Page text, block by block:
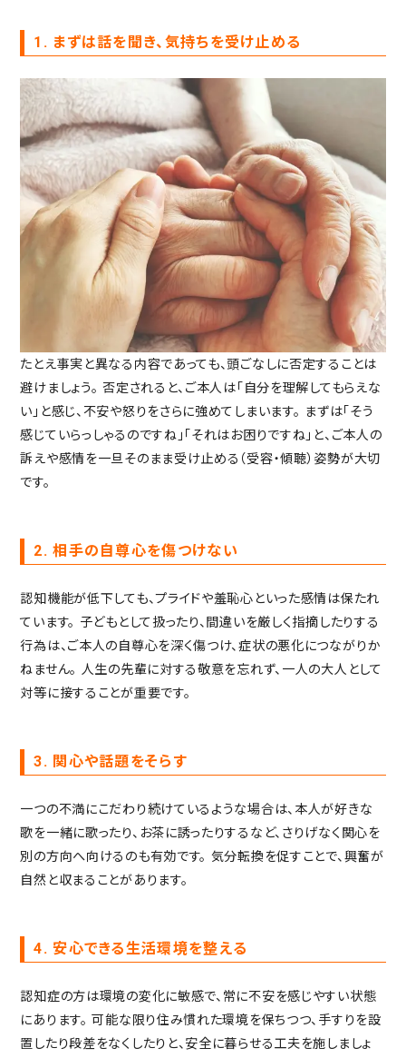
1. まずは話を聞き、気持ちを受け止める
たとえ事実と異なる内容であっても、頭ごなしに否定することは
避けましょう。 否定されると、ご本人は「自分を理解してもらえな
い」と感じ、不安や怒りをさらに強めてしまいます。 まずは「そう
感じていらっしゃるのですね」「それはお困りですね」と、ご本人の
訴えや感情を一旦そのまま受け止める（受容・傾聴）姿勢が大切
です。
2. 相手の自尊心を傷つけない
認知機能が低下しても、プライドや羞恥心といった感情は保たれ
ています。 子どもとして扱ったり、間違いを厳しく指摘したりする
行為は、ご本人の自尊心を深く傷つけ、症状の悪化につながりか
ねません。 人生の先輩に対する敬意を忘れず、一人の大人として
対等に接することが重要です。
3. 関心や話題をそらす
一つの不満にこだわり続けているような場合は、本人が好きな
歌を一緒に歌ったり、お茶に誘ったりするなど、さりげなく関心を
別の方向へ向けるのも有効です。 気分転換を促すことで、興奮が
自然と収まることがあります。
4. 安心できる生活環境を整える
認知症の方は環境の変化に敏感で、常に不安を感じやすい状態
にあります。 可能な限り住み慣れた環境を保ちつつ、手すりを設
置したり段差をなくしたりと、安全に暮らせる工夫を施しましょ